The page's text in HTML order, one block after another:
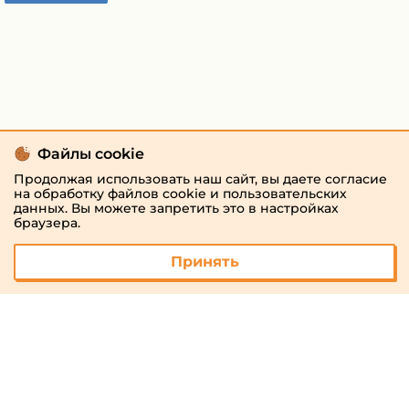
Файлы cookie
Продолжая использовать наш сайт, вы даете согласие
на обработку файлов cookie и пользовательских
данных. Вы можете запретить это в настройках
браузера.
Принять